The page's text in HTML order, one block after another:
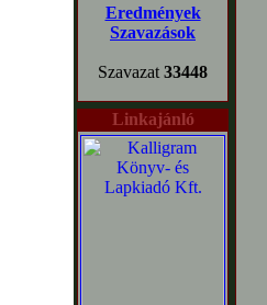
Eredmények
Szavazások
Szavazat 33448
Linkajánló